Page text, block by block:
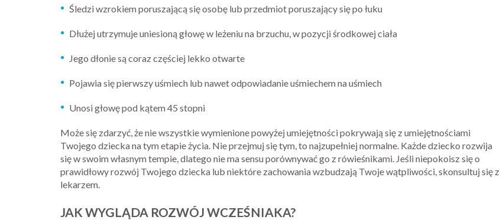
Śledzi wzrokiem poruszającą się osobę lub przedmiot poruszający się po łuku
Dłużej utrzymuje uniesioną głowę w leżeniu na brzuchu, w pozycji środkowej ciała
Jego dłonie są coraz częściej lekko otwarte
Pojawia się pierwszy uśmiech lub nawet odpowiadanie uśmiechem na uśmiech
Unosi głowę pod kątem 45 stopni
Może się zdarzyć, że nie wszystkie wymienione powyżej umiejętności pokrywają się z umiejętnościami
Twojego dziecka na tym etapie życia. Nie przejmuj się tym, to najzupełniej normalne. Każde dziecko rozwija
się w swoim własnym tempie, dlatego nie ma sensu porównywać go z rówieśnikami. Jeśli niepokoisz się o
prawidłowy rozwój Twojego dziecka lub niektóre zachowania wzbudzają Twoje wątpliwości, skonsultuj się z
lekarzem.
JAK WYGLĄDA ROZWÓJ WCZEŚNIAKA?